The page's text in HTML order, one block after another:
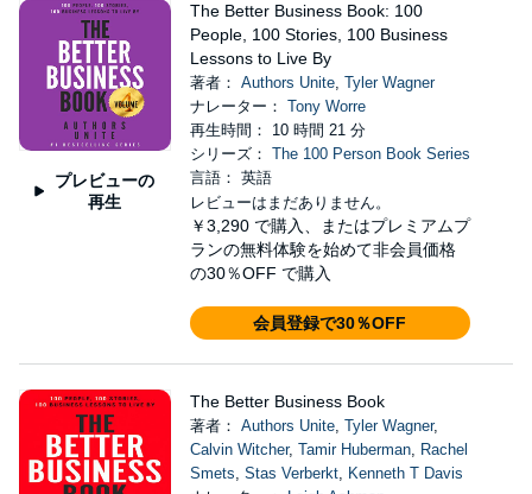
プレビューの
再生
The Better Business Book: 100
People, 100 Stories, 100 Business
Lessons to Live By
著者： Authors Unite, Tyler Wagner
ナレーター： Tony Worre
再生時間： 10 時間 21 分
シリーズ： The 100 Person Book Series
言語： 英語
レビューはまだありません。
￥3,290 で購入、またはプレミアムプ
ランの無料体験を始めて非会員価格
の30％OFF で購入
会員登録で30％OFF
The Better Business Book
著者： Authors Unite, Tyler Wagner,
Calvin Witcher, Tamir Huberman, Rachel
Smets, Stas Verberkt, Kenneth T Davis